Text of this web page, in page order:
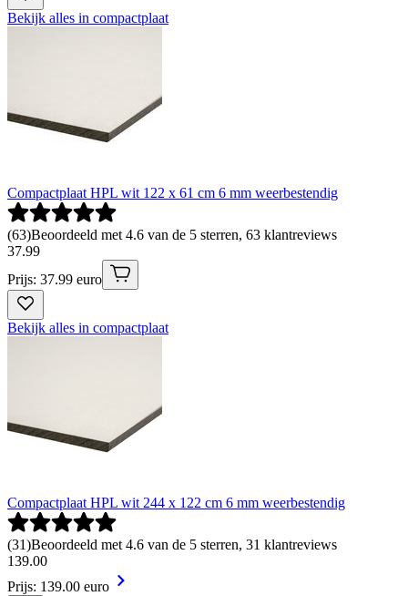
Bekijk alles in compactplaat
Compactplaat HPL wit 122 x 61 cm 6 mm weerbestendig
(63)Beoordeeld met 4.6 van de 5 sterren, 63 klantreviews
37.99
Prijs: 37.99 euro
Bekijk alles in compactplaat
Compactplaat HPL wit 244 x 122 cm 6 mm weerbestendig
(31)Beoordeeld met 4.6 van de 5 sterren, 31 klantreviews
139.00
Prijs: 139.00 euro